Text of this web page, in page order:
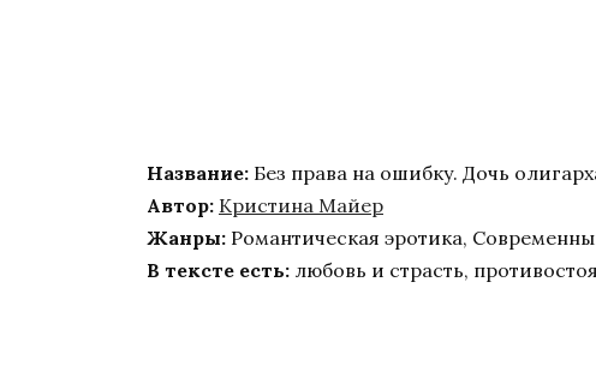
Название: Без права на ошибку. Дочь
Автор: Кристина Майер
Жанры: Романтическая эротика,
В тексте есть: любовь и страсть,